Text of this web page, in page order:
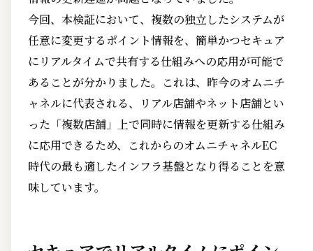
今回、本検証において、複数の独立したシステムが
任意に変更するポイント情報を、簡単かつセキュア
にリアルタイムで共有する仕組みへの応用が可能で
あることが分かりました。これは、昨今のオムニチ
ャネルに代表される、リアル店舗やネット店舗とい
った「複数店舗」上で同時に情報を更新する仕組み
に応用できるため、これからのオムニチャネルEC
時代の最も適したインフラ基盤となり得ることを意
味しています。